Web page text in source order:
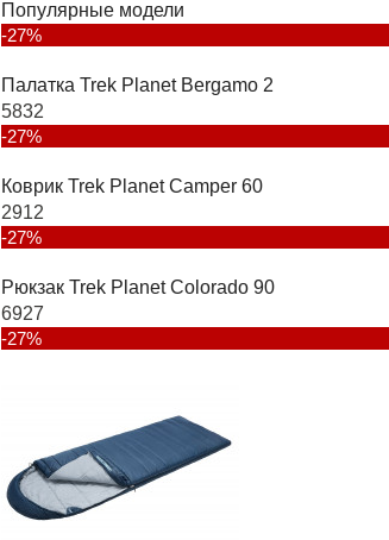
Популярные модели
-27%
Палатка Trek Planet Bergamo 2
5832
-27%
Коврик Trek Planet Camper 60
2912
-27%
Рюкзак Trek Planet Colorado 90
6927
-27%